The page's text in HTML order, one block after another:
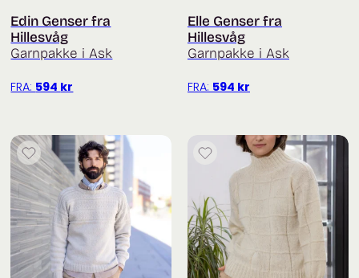
Edin Genser fra
Hillesvåg
Garnpakke i Ask
FRA: 594 kr
Elle Genser fra
Hillesvåg
Garnpakke i Ask
FRA: 594 kr